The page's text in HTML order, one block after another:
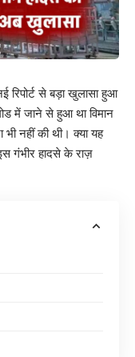
रिपोर्ट से बड़ा खुलासा हुआ
में जाने से हुआ था विमान
नहीं की थी। क्या यह
गंभीर हादसे के राज़